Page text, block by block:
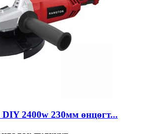
DIY 2400w 230мм өнцөгт...